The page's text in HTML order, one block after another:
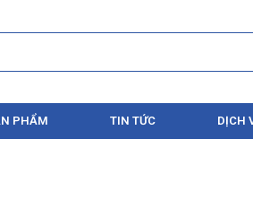
PHẨM TIN TỨC DỊCH